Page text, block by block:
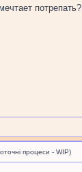
потрепать?
процеси - WIP)